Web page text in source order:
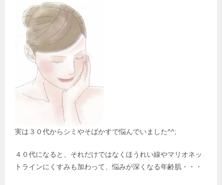
実は３０代からシミやそばかすで悩んでいました^^;
４０代になると、それだけではなくほうれい線やマリオネッ
トラインにくすみも加わって、悩みが深くなる年齢肌・・・